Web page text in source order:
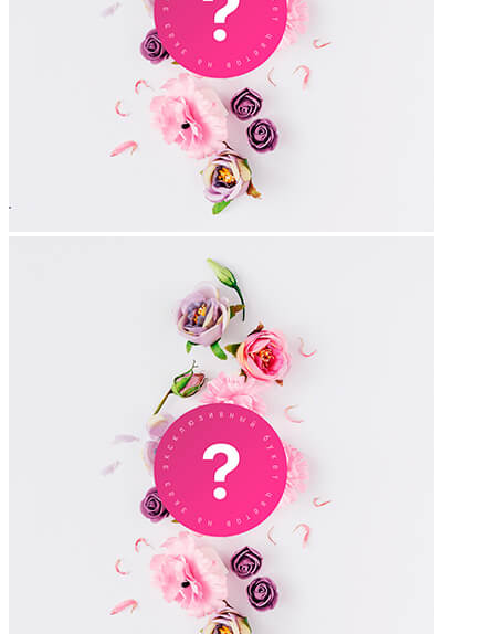
помощи языка цветов!
Что означает, когда дарят розовые розы девушке
С давних времён розовые розы наделены одним единственным
значением: они являются символом нежности, элегантности и
красоты. Вне зависимости от оттенка и количества роз в букете,
композиции из розовых роз всегда выглядят невероятно
изысканно и роскошно. Что символизируют подаренные
розовые розы? Богатый и многогранный язык цветов трактует
подранный букет розовых роз, как выражение симпатии,
внимание на оттенок. Светло-розовые тона символизируют
симпатию, дружбу, романтичность, а тёмно-розовые оттенки
расскажут о восхищении и ярких чувствах. Чудесный букет из
розовых роз сможет подарить вашей избраннице самые яркие
Что значит оранжевый цвет цветов
Оранжевый цвет во флористике представлен огромным
разнообразием: розы, герберы, гвоздики, тюльпаны, хризантемы
– практически все цветы имеют в своих рядах оранжевые сорта
нескольких оттенков. Прежде всего, оранжевый цвет
ассоциируется с радостью, теплотой и богатством. Букет в
оранжевых тонах выражает пожелание отличного настроения,
крепкого здоровья, благополучия и успехов во всех начинаниях.
Оранжевые цветы рекомендуется дарить друзьям, учителям или
воспитателям, должностным лицам, так как этот оттенок не
несёт в себе никакого романтического подтекста. Также букет в
оранжевых оттенках станет прекрасным подарком для